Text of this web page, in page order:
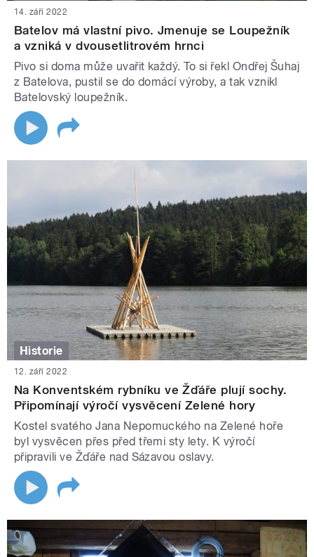
14. září 2022
Batelov má vlastní pivo. Jmenuje se Loupežník
a vzniká v dvousetlitrovém hrnci
Pivo si doma může uvařit každý. To si řekl Ondřej Šuhaj
z Batelova, pustil se do domácí výroby, a tak vznikl
Batelovský loupežník.
Historie
12. září 2022
Na Konventském rybníku ve Žďáře plují sochy.
Připomínají výročí vysvěcení Zelené hory
Kostel svatého Jana Nepomuckého na Zelené hoře
byl vysvěcen přes před třemi sty lety. K výročí
připravili ve Žďáře nad Sázavou oslavy.